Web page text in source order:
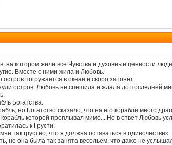
на котором жили все Чувства и духовные ценности
Вместе с ними жила и Любовь.
погружается в океан и скоро затонет.
остров. Любовь не спешила и ждала до последней
Богатства.
но Богатство сказало, что на его корабле много
которой проплывал мимо... Но в ответ Любовь
к Грусти.
так грустно, что я должна оставаться в одиночестве».
но она была так занята весельем, что даже не